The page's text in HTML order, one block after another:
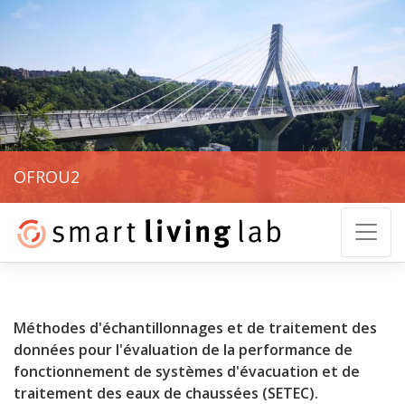
OFROU2
Méthodes d'échantillonnages et de traitement des
données pour l'évaluation de la performance de
fonctionnement de systèmes d'évacuation et de
traitement des eaux de chaussées (SETEC).